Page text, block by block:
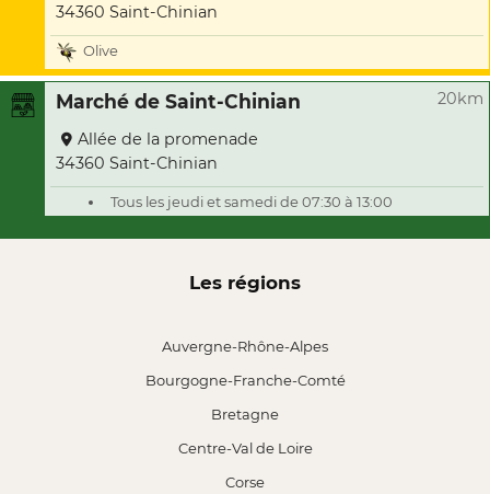
34360 Saint-Chinian
Olive
Marché de Saint-Chinian 20km
Allée de la promenade
34360 Saint-Chinian
Tous les jeudi et samedi de 07:30 à 13:00
Les régions
Auvergne-Rhône-Alpes
Bourgogne-Franche-Comté
Bretagne
Centre-Val de Loire
Corse